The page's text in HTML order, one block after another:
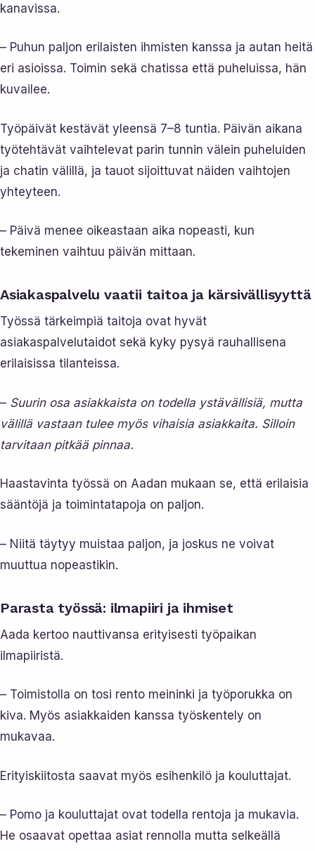
kanavissa.
– Puhun paljon erilaisten ihmisten kanssa ja autan heitä
eri asioissa. Toimin sekä chatissa että puheluissa, hän
kuvailee.
Työpäivät kestävät yleensä 7–8 tuntia. Päivän aikana
työtehtävät vaihtelevat parin tunnin välein puheluiden
ja chatin välillä, ja tauot sijoittuvat näiden vaihtojen
yhteyteen.
– Päivä menee oikeastaan aika nopeasti, kun
tekeminen vaihtuu päivän mittaan.
Asiakaspalvelu vaatii taitoa ja kärsivällisyyttä
Työssä tärkeimpiä taitoja ovat hyvät
asiakaspalvelutaidot sekä kyky pysyä rauhallisena
erilaisissa tilanteissa.
– Suurin osa asiakkaista on todella ystävällisiä, mutta
välillä vastaan tulee myös vihaisia asiakkaita. Silloin
tarvitaan pitkää pinnaa.
Haastavinta työssä on Aadan mukaan se, että erilaisia
sääntöjä ja toimintatapoja on paljon.
– Niitä täytyy muistaa paljon, ja joskus ne voivat
muuttua nopeastikin.
Parasta työssä: ilmapiiri ja ihmiset
Aada kertoo nauttivansa erityisesti työpaikan
ilmapiiristä.
– Toimistolla on tosi rento meininki ja työporukka on
kiva. Myös asiakkaiden kanssa työskentely on
mukavaa.
Erityiskiitosta saavat myös esihenkilö ja kouluttajat.
– Pomo ja kouluttajat ovat todella rentoja ja mukavia.
He osaavat opettaa asiat rennolla mutta selkeällä